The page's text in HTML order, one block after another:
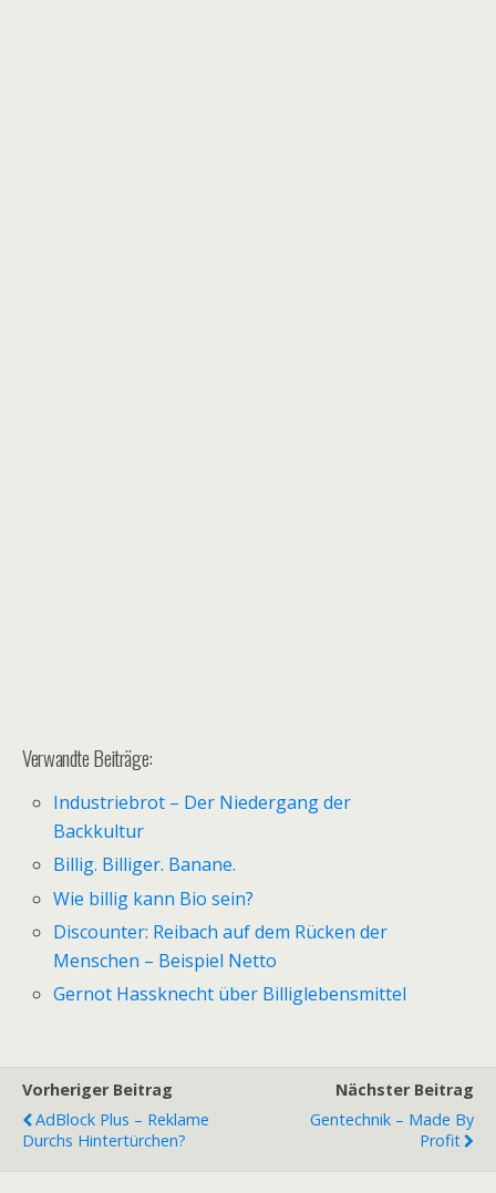
Verwandte Beiträge:
Industriebrot – Der Niedergang der
Backkultur
Billig. Billiger. Banane.
Wie billig kann Bio sein?
Discounter: Reibach auf dem Rücken der
Menschen – Beispiel Netto
Gernot Hassknecht über Billiglebensmittel
Vorheriger Beitrag
AdBlock Plus – Reklame
Durchs Hintertürchen?
Nächster Beitrag
Gentechnik – Made By
Profit